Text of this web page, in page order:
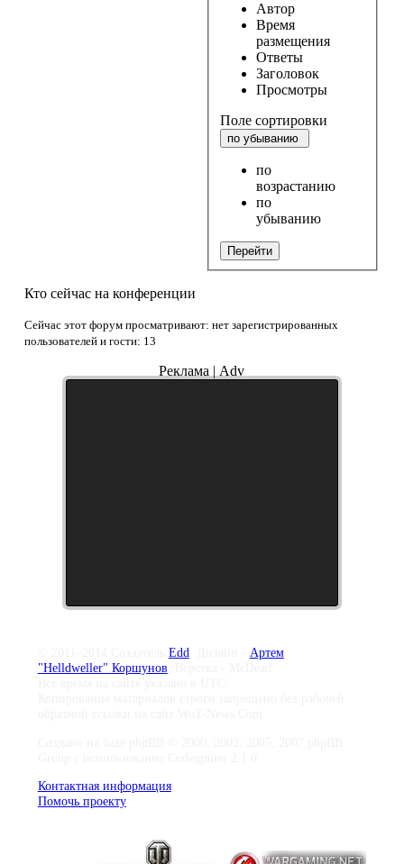
Автор
Время
размещения
Ответы
Заголовок
Просмотры
Поле сортировки
по убыванию
по
возрастанию
по
убыванию
Перейти
Кто сейчас на конференции
Сейчас этот форум просматривают: нет зарегистрированных
пользователей и гости: 13
Реклама | Adv
Edd, Дизайн - Артем
"Helldweller" Коршунов
Контактная информация
Помочь проекту